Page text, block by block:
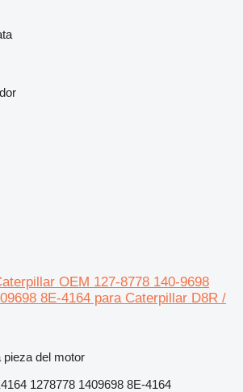
OEM 127-8778 140-9698
8E-4164 para Caterpillar D8R /
pieza del motor
1278778 1409698 8E-4164